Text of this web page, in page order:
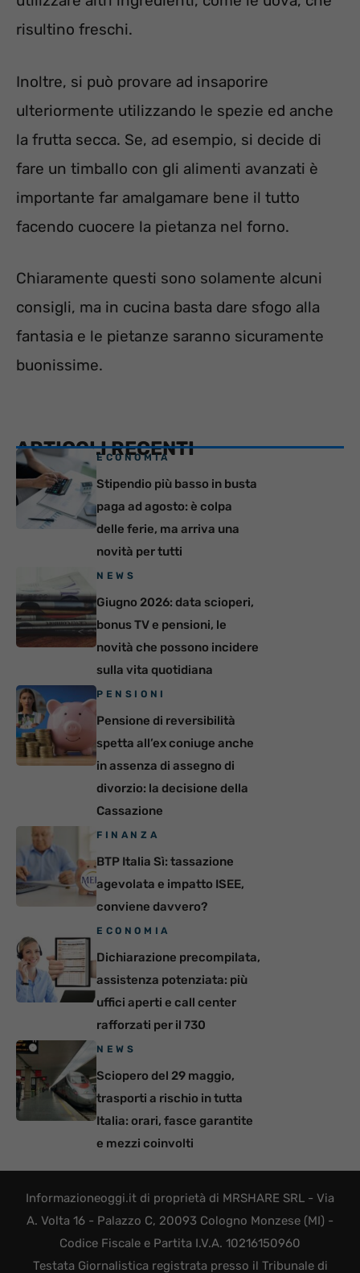
risultino freschi.
Inoltre, si può provare ad insaporire
ulteriormente utilizzando le spezie ed anche
la frutta secca. Se, ad esempio, si decide di
fare un timballo con gli alimenti avanzati è
importante far amalgamare bene il tutto
facendo cuocere la pietanza nel forno.
Chiaramente questi sono solamente alcuni
consigli, ma in cucina basta dare sfogo alla
fantasia e le pietanze saranno sicuramente
buonissime.
ARTICOLI RECENTI
ECONOMIA
Stipendio più basso in busta
paga ad agosto: è colpa
delle ferie, ma arriva una
novità per tutti
NEWS
Giugno 2026: data scioperi,
bonus TV e pensioni, le
novità che possono incidere
sulla vita quotidiana
PENSIONI
Pensione di reversibilità
spetta all’ex coniuge anche
in assenza di assegno di
divorzio: la decisione della
Cassazione
FINANZA
BTP Italia Sì: tassazione
agevolata e impatto ISEE,
conviene davvero?
ECONOMIA
Dichiarazione precompilata,
assistenza potenziata: più
uffici aperti e call center
rafforzati per il 730
NEWS
Sciopero del 29 maggio,
trasporti a rischio in tutta
Italia: orari, fasce garantite
e mezzi coinvolti
Informazioneoggi.it di proprietà di MRSHARE SRL - Via
A. Volta 16 - Palazzo C, 20093 Cologno Monzese (MI) -
Codice Fiscale e Partita I.V.A. 10216150960
Testata Giornalistica registrata presso il Tribunale di